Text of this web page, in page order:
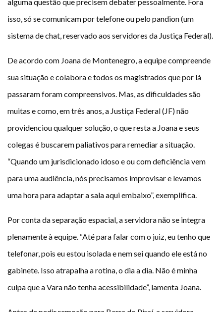
isso, só se comunicam por telefone ou pelo pandion (um
sistema de chat, reservado aos servidores da Justiça Federal).
De acordo com Joana de Montenegro, a equipe compreende
sua situação e colabora e todos os magistrados que por lá
passaram foram compreensivos. Mas, as dificuldades são
muitas e como, em três anos, a Justiça Federal (JF) não
providenciou qualquer solução, o que resta a Joana e seus
colegas é buscarem paliativos para remediar a situação.
“Quando um jurisdicionado idoso e ou com deficiência vem
para uma audiência, nós precisamos improvisar e levamos
uma hora para adaptar a sala aqui embaixo”, exemplifica.
Por conta da separação espacial, a servidora não se integra
plenamente à equipe. “Até para falar com o juiz, eu tenho que
telefonar, pois eu estou isolada e nem sei quando ele está no
gabinete. Isso atrapalha a rotina, o dia a dia. Não é minha
culpa que a Vara não tenha acessibilidade”, lamenta Joana.